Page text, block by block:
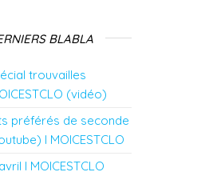
BLABLA
trouvailles
(vidéo)
préférés de seconde
l MOICESTCLO
l MOICESTCLO